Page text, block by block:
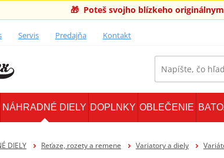
🎁 Poteš svojho blízkeho originálnym
Servis Predajňa Kontakt
NÁHRADNÉ DIELY DOPLNKY OBLEČENIE
DIELY Reťaze, rozety a remene Variatory a diely